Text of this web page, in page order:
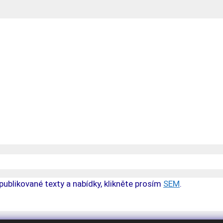
texty a nabídky, klikněte prosím SEM.